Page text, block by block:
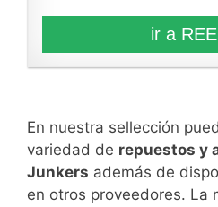
ir a
En nuestra sellección
variedad de repuestos y
Junkers además de
en otros proveedores. La